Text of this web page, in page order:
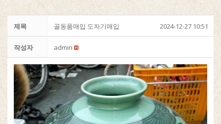
제목 골동품매입 도자기매입 2024-12-27 10:51
작성자 admin